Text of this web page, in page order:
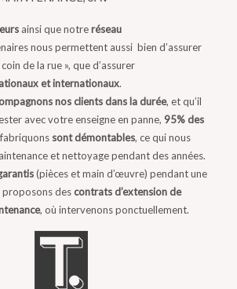
ainsi que notreréseau
nous permettent aussi bien d’assurer
de la rue », que d’assurer
et internationaux.
nos clients dans la durée, et qu’il
avec votre enseigne en panne, 95% des
sont démontables, ce qui nous
et nettoyage pendant des années.
(pièces et main d’œuvre) pendant une
proposons des contrats d’extension de
, où intervenons ponctuellement.